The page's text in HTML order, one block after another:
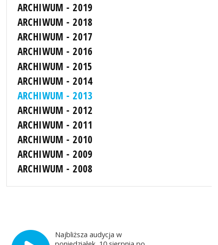
ARCHIWUM - 2019
ARCHIWUM - 2018
ARCHIWUM - 2017
ARCHIWUM - 2016
ARCHIWUM - 2015
ARCHIWUM - 2014
ARCHIWUM - 2013
ARCHIWUM - 2012
ARCHIWUM - 2011
ARCHIWUM - 2010
ARCHIWUM - 2009
ARCHIWUM - 2008
Najbliższa audycja w